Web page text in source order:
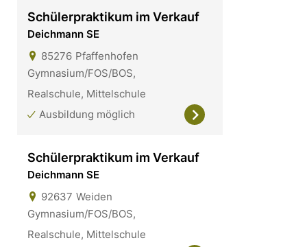
Schülerpraktikum im Verkauf
Deichmann SE
85276 Pfaffenhofen
Gymnasium/FOS/BOS,
Realschule, Mittelschule
Ausbildung möglich
Schülerpraktikum im Verkauf
Deichmann SE
92637 Weiden
Gymnasium/FOS/BOS,
Realschule, Mittelschule